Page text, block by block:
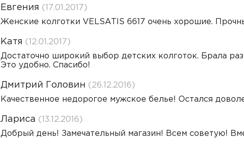
Евгения (17.01.2017)
Женские колготки VELSATIS 6617 очень хорошие.
Катя (12.01.2017)
Достаточно широкий выбор детских колготок. Брала
Это удобно. Спасибо!
Дмитрий Головин (26.12.2016)
Качественное недорогое мужское белье! Остался
Лариса (13.12.2016)
Добрый день! Замечательный магазин! Всем советую!